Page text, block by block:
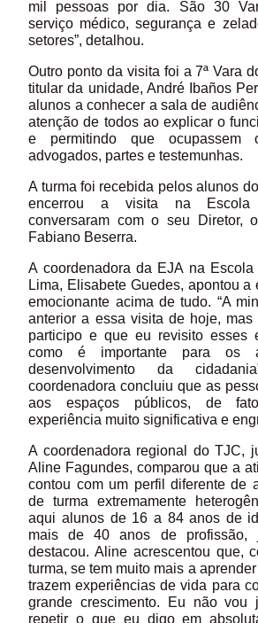
mil pessoas por dia. São 30
serviço médico, segurança e
setores”, detalhou.
Outro ponto da visita foi a 7ª Vara
titular da unidade, André Ibaños
alunos a conhecer a sala de
atenção de todos ao explicar o
e permitindo que ocupassem
advogados, partes e testemunhas.
A turma foi recebida pelos alunos
encerrou a visita na Escola
conversaram com o seu Diretor,
Fabiano Beserra.
A coordenadora da EJA na Escola
Lima, Elisabete Guedes, apontou a
emocionante acima de tudo. “A
anterior a essa visita de hoje,
participo e que eu revisito esses
como é importante para os
desenvolvimento da
coordenadora concluiu que as
aos espaços públicos, de
experiência muito significativa e
A coordenadora regional do TJC,
Aline Fagundes, comparou que a
contou com um perfil diferente de
de turma extremamente
aqui alunos de 16 a 84 anos de
mais de 40 anos de profissão,
destacou. Aline acrescentou que,
turma, se tem muito mais a
trazem experiências de vida para
grande crescimento. Eu não vou
repetir o que eu digo em